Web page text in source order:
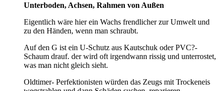
Unterboden, Achsen, Rahmen von Außen
Eigentlich wäre hier ein Wachs frendlicher zur Umwelt und
zu den Händen, wenn man schraubt.
Auf den G ist ein U-Schutz aus Kautschuk oder PVC?-
Schaum drauf. der wird oft irgendwann rissig und unterrostet,
was man nicht gleich sieht.
Oldtimer- Perfektionisten würden das Zeugs mit Trockeneis